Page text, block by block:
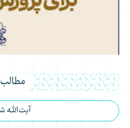
آیت‌الله‌